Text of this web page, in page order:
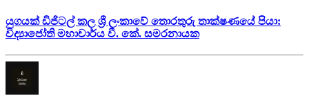
යුගයක් ඩිජිටල් කල ශ්‍රී ලංකාවේ තොරතුරු තාක්ෂණයේ පියා:
විද්‍යාජෝති මහාචාර්ය වී. කේ. සමරනායක